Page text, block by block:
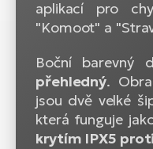
aplikací pro
"Komoot" a
Boční barevný
přehledný.
jsou dvě velké
která funguje
krytím IPX5